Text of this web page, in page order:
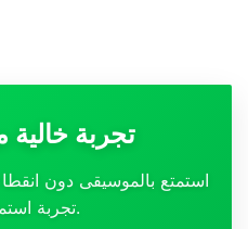
تجربة خالية
استمتع بالموسيقى دون
تجربة استماع سلسة.